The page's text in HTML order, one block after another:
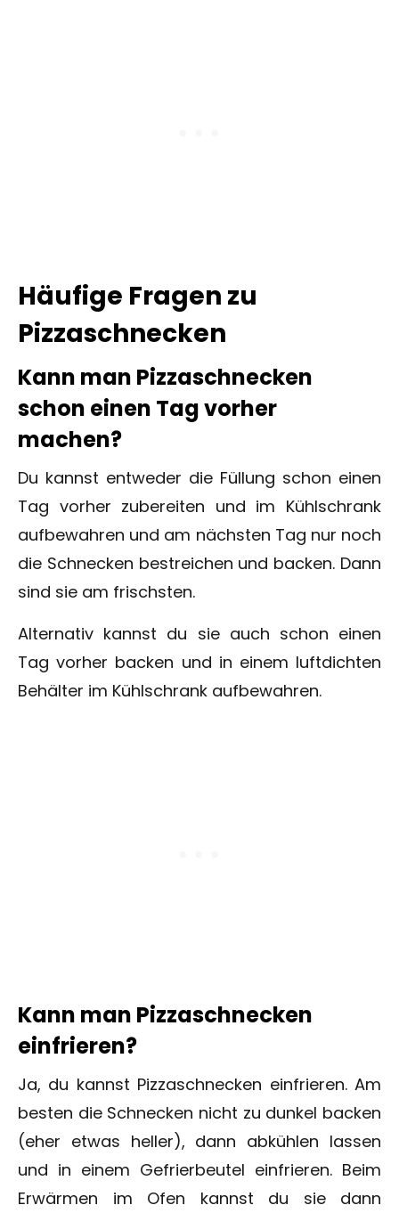
Häufige Fragen zu
Pizzaschnecken
Kann man Pizzaschnecken
schon einen Tag vorher
machen?
Du kannst entweder die Füllung schon einen
Tag vorher zubereiten und im Kühlschrank
aufbewahren und am nächsten Tag nur noch
die Schnecken bestreichen und backen. Dann
sind sie am frischsten.
Alternativ kannst du sie auch schon einen
Tag vorher backen und in einem luftdichten
Behälter im Kühlschrank aufbewahren.
Kann man Pizzaschnecken
einfrieren?
Ja, du kannst Pizzaschnecken einfrieren. Am
besten die Schnecken nicht zu dunkel backen
(eher etwas heller), dann abkühlen lassen
und in einem Gefrierbeutel einfrieren. Beim
Erwärmen im Ofen kannst du sie dann